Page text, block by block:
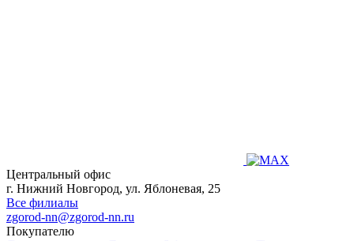
Центральный офис
г. Нижний Новгород, ул. Яблоневая, 25
Все филиалы
zgorod-nn@zgorod-nn.ru
Покупателю